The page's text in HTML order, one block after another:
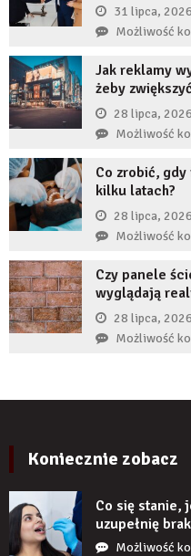
31 lipca, 2026
Możliwość
Jak reklamy
żeby
28 lipca, 2026
Możliwość
Co zrobić,
kilku latach?
28 lipca, 2026
Możliwość
Czy panele
wyglądają
28 lipca, 2026
Możliwość
Koniecznie zobacz
Co się stanie,
uzupełnię
Możliwość